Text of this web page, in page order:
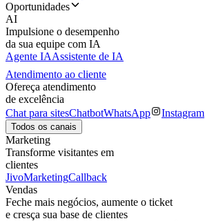
Oportunidades
AI
Impulsione o desempenho
da sua equipe com IA
Agente IAAssistente de IA
Atendimento ao cliente
Ofereça atendimento
de excelência
Chat para sitesChatbotWhatsApp Instagram
Todos os canais
Marketing
Transforme visitantes em
clientes
JivoMarketingCallback
Vendas
Feche mais negócios, aumente o ticket
e cresça sua base de clientes